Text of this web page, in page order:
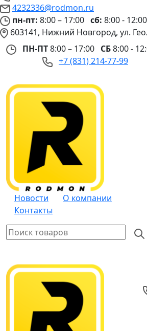
4232336@rodmon.ru
пн-пт: 8:00 – 17:00 сб: 8:00 - 12:00
603141, Нижний Новгород, ул.
ПН-ПТ8:00 – 17:00 СБ8:00 -
+7 (831) 214-77-99
Новости
О компании
Контакты